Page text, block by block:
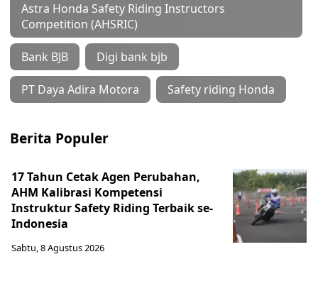
Astra Honda Safety Riding Instructors
Competition (AHSRIC)
Bank BJB Digi bank bjb
PT Daya Adira Motora Safety riding Honda
Berita Populer
17 Tahun Cetak Agen Perubahan,
AHM Kalibrasi Kompetensi
Instruktur Safety Riding Terbaik se-
Indonesia
Sabtu, 8 Agustus 2026